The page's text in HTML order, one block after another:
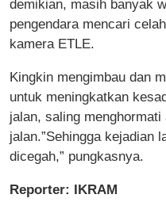
demikian, masih banyak
pengendara mencari
kamera ETLE.
Kingkin mengimbau dan
untuk meningkatkan
jalan, saling
jalan.”Sehingga kejadian
dicegah,” pungkasnya.
Reporter: IKRAM